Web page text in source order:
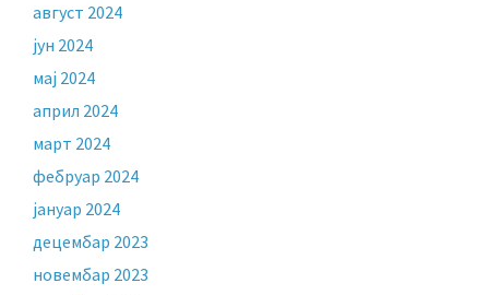
август 2024
јун 2024
мај 2024
април 2024
март 2024
фебруар 2024
јануар 2024
децембар 2023
новембар 2023